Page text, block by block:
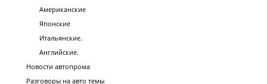
Американские
Японские
Итальянские.
Английские.
Новости автопрома
Разговоры на авто темы